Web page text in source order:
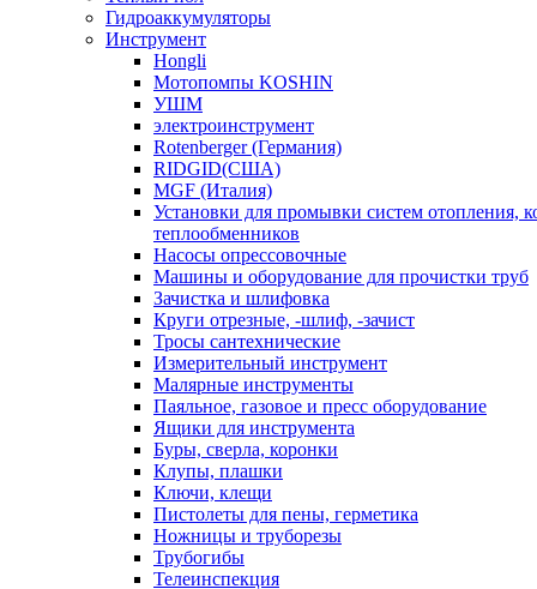
Гидроаккумуляторы
Инструмент
Hongli
Мотопомпы KOSHIN
УШМ
электроинструмент
Rotenberger (Германия)
RIDGID(США)
MGF (Италия)
Установки для промывки систем отопления,
теплообменников
Насосы опрессовочные
Машины и оборудование для прочистки труб
Зачистка и шлифовка
Круги отрезные, -шлиф, -зачист
Тросы сантехнические
Измерительный инструмент
Малярные инструменты
Паяльное, газовое и пресс оборудование
Ящики для инструмента
Буры, сверла, коронки
Клупы, плашки
Ключи, клещи
Пистолеты для пены, герметика
Ножницы и труборезы
Трубогибы
Телеинспекция